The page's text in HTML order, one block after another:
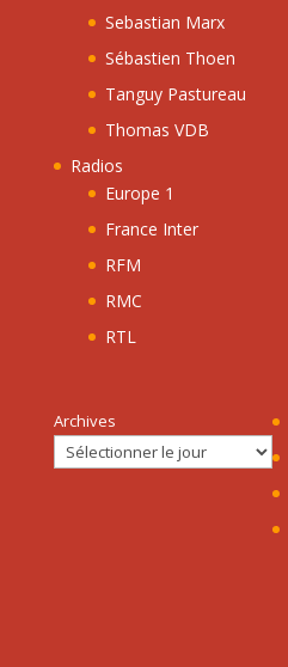
Sebastian Marx
Sébastien Thoen
Tanguy Pastureau
Thomas VDB
Radios
Europe 1
France Inter
RFM
RMC
RTL
Archives